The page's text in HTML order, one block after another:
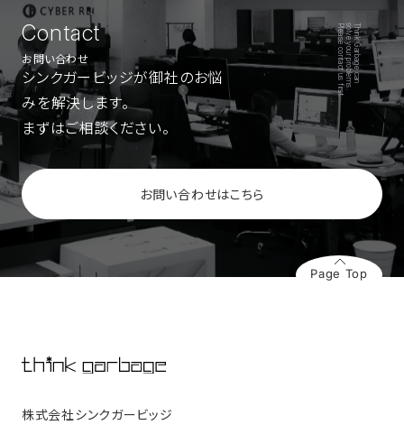
Contact
お問い合わせ
シンクガービッジが御社のお悩
みを解決します。
まずはご相談ください。
お問い合わせはこちら
Think Garbage can
solve your problems.
Please contact us first.
Page Top
株式会社シンクガービッジ